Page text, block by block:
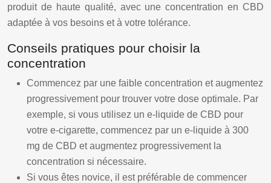
produit de haute qualité, avec une concentration en CBD
adaptée à vos besoins et à votre tolérance.
Conseils pratiques pour choisir la
concentration
Commencez par une faible concentration et augmentez
progressivement pour trouver votre dose optimale. Par
exemple, si vous utilisez un e-liquide de CBD pour
votre e-cigarette, commencez par un e-liquide à 300
mg de CBD et augmentez progressivement la
concentration si nécessaire.
Si vous êtes novice, il est préférable de commencer